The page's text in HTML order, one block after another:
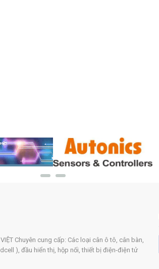
Chuyên cung cấp: Các loại cân ô tô, cân bàn,
), đầu hiển thị, hộp nối, thiết bị điện-điện tử